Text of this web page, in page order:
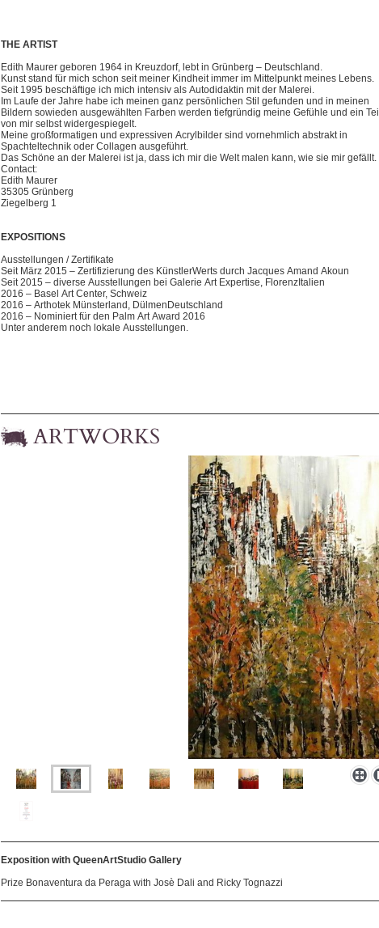
THE ARTIST
Edith Maurer geboren 1964 in Kreuzdorf, lebt in Grünberg – Deutschland.
Kunst stand für mich schon seit meiner Kindheit immer im Mittelpunkt meines Lebens.
Seit 1995 beschäftige ich mich intensiv als Autodidaktin mit der Malerei.
Im Laufe der Jahre habe ich meinen ganz persönlichen Stil gefunden und in meinen
Bildern sowieden ausgewählten Farben werden tiefgründig meine Gefühle und ein Teil
von mir selbst widergespiegelt.
Meine großformatigen und expressiven Acrylbilder sind vornehmlich abstrakt in
Spachteltechnik oder Collagen ausgeführt.
Das Schöne an der Malerei ist ja, dass ich mir die Welt malen kann, wie sie mir gefällt.
Contact:
Edith Maurer
35305 Grünberg
Ziegelberg 1
EXPOSITIONS
Ausstellungen / Zertifikate
Seit März 2015 – Zertifizierung des Künstler­Werts durch Jacques Amand Akoun
Seit 2015 – diverse Ausstellungen bei Galerie Art Expertise, Florenz­Italien
2016 – Basel Art Center, Schweiz
2016 – Arthotek Münsterland, Dülmen­Deutschland
2016 – Nominiert für den Palm Art Award 2016
Unter anderem noch lokale Ausstellungen.
ARTWORKS
Exposition with QueenArtStudio Gallery
Prize Bonaventura da Peraga with Josè Dali and Ricky Tognazzi